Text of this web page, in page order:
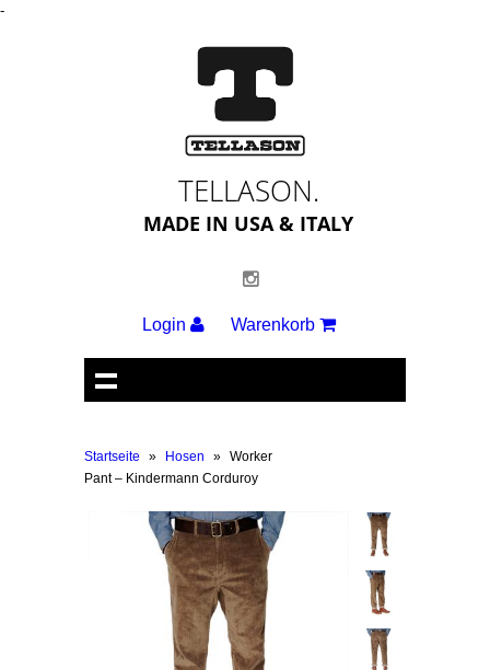
-
TELLASON.
MADE IN USA & ITALY
Login Warenkorb
Startseite » Hosen » Worker
Pant – Kindermann Corduroy